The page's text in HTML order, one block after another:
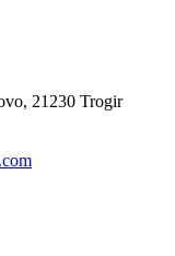
21230 Trogir